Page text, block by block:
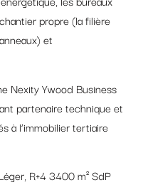
propre (la filière
et
Nexity Ywood Business
partenaire technique et
à l’immobilier tertiaire
R+4 3400 m² SdP